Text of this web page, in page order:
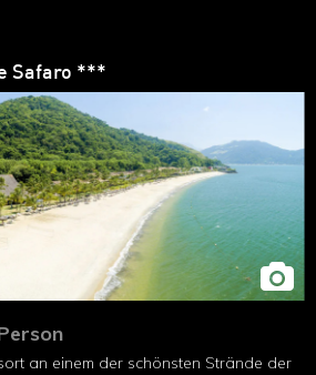
Safaro ***
an einem der schönsten Strände der